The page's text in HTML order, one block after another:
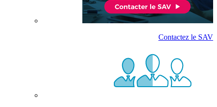
Contactez le SAV